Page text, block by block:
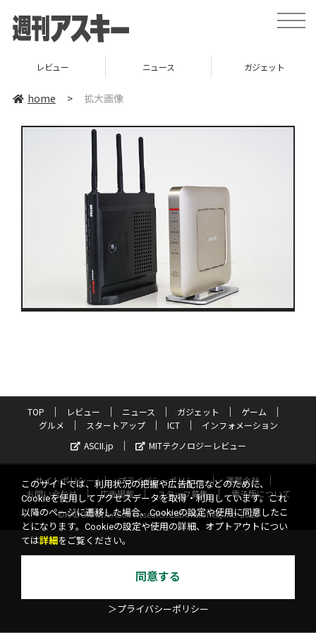
toggle
レビュー ニュース ガジェット
home > 拡大画像
TOP レビュー ニュース ガジェット
ゲーム
グルメ
スタートアップ ICT
インフォメーション
ASCII.jp
MITテクノロジーレビュー
サイトポリシー プライバシーポリシー
運営会社
お問い合わせ
広告掲載 スタッフ募集
電子版について
©KADOKAWA ASCII Research Laboratories, Inc. 2026
このサイトでは、利用状況の把握や広告配信などのために、
Cookieを使用してアクセスデータを取得・利用しています。これ
以降のページに遷移した場合、Cookieの設定や使用に同意したこ
とになります。Cookieの設定や使用の詳細、オプトアウトについ
ては詳細 をご覧ください。
同意する
＞プライバシーポリシー